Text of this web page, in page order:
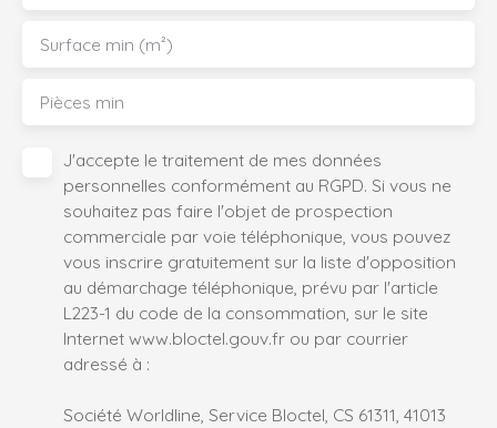
Surface min (m²)
Pièces min
J'accepte le traitement de mes données
personnelles conformément au RGPD. Si vous ne
souhaitez pas faire l'objet de prospection
commerciale par voie téléphonique, vous pouvez
vous inscrire gratuitement sur la liste d'opposition
au démarchage téléphonique, prévu par l'article
L223-1 du code de la consommation, sur le site
Internet www.bloctel.gouv.fr ou par courrier
adressé à :
Société Worldline, Service Bloctel, CS 61311, 41013